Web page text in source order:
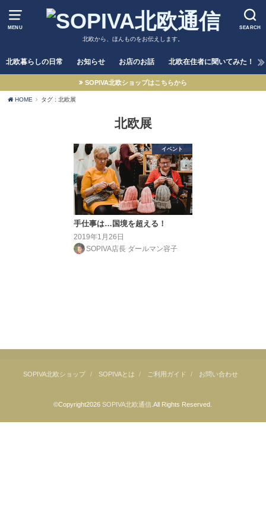
MENU SEARCH
北欧から、ほんものをお伝えします。
北欧暮らしの日常 お知らせ お店のお話 北欧在住者に聞いてみた！
SOPIVA北欧ショップはこちらから
HOME タグ : 北欧展
北欧展
イベント
手仕事は…国境を超える！
2019年1月26日
SOPIVA店長 ダールマン容子
SOPIVA北欧ショップ SOPIVAとは ご利用ガイド お問い合わせ
©Copyright2026SOPIVA北欧通信 .All Rights Reserved.